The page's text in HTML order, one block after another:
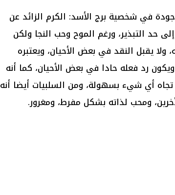
في شخصية برج الأسد: الكرم الزائد عن
حد التبذير، ورغم الموح وحب النجا ولكن
يقبل النقد في بعض الأحيان، ويعتبره
رد فعله حادا في بعض الأحيان، كما أنه
أي شيء بسهولة، ومن السلبيات أيضا أنه
ومحب لذاته بشكل مفرط، ومغرور.